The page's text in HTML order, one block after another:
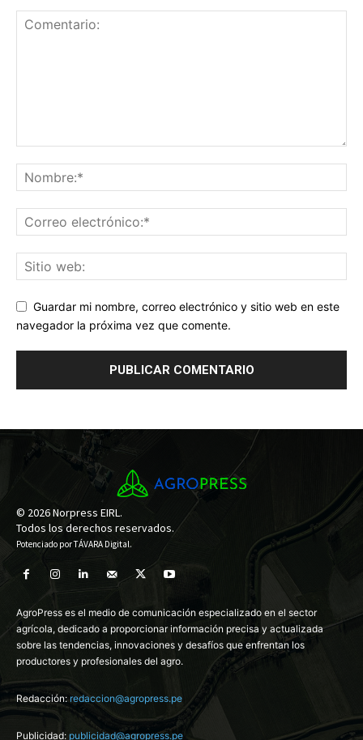
Guardar mi nombre, correo electrónico y sitio web en este
navegador la próxima vez que comente.
© 2026 Norpress EIRL.
Todos los derechos reservados.
Potenciado porTÁVARA Digital.
AgroPress es el medio de comunicación especializado en el sector
agrícola, dedicado a proporcionar información precisa y actualizada
sobre las tendencias, innovaciones y desafíos que enfrentan los
productores y profesionales del agro.
Redacción:redaccion@agropress.pe
Publicidad: publicidad@agropress.pe